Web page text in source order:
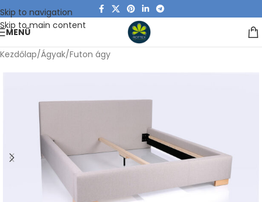
Skip to navigation
Skip to main content
MENÜ
Kezdőlap/Ágyak/Futon ágy